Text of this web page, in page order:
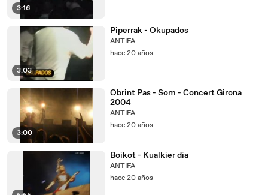
3:16
3:03
Piperrak - Okupados
ANTIFA
hace 20 años
3:00
Obrint Pas - Som - Concert Girona
2004
ANTIFA
hace 20 años
Boikot - Kualkier dia
ANTIFA
hace 20 años